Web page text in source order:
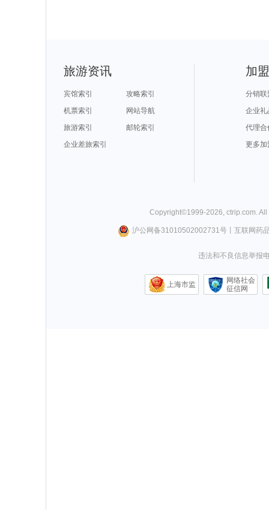
旅游资讯
宾馆索引
攻略索引
机票索引
网站导航
旅游索引
邮轮索引
企业差旅索引
加
分销联
企业礼
代理合
更多加
Copyright©1999-2026 ctrip.com .
沪公网备31010502002731号丨 互联网药
违法和不良信息举报
上海市监
网络社会
征信网